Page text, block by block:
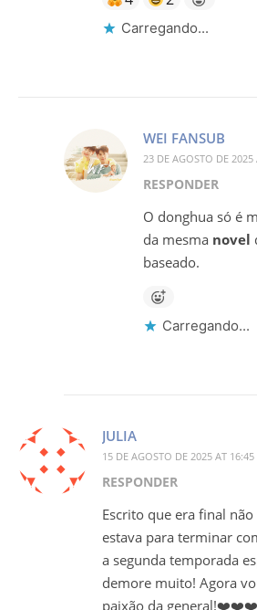
Carregando...
WEI FANSUB
23 DE AGOSTO DE 2025
RESPONDER
O donghua só é
da mesma novel
baseado.
Carregando...
JULIA
15 DE AGOSTO DE 2025 AT 16:45
RESPONDER
Escrito que era final
estava para terminar
a segunda temporada
demore muito! Agora
paixão da